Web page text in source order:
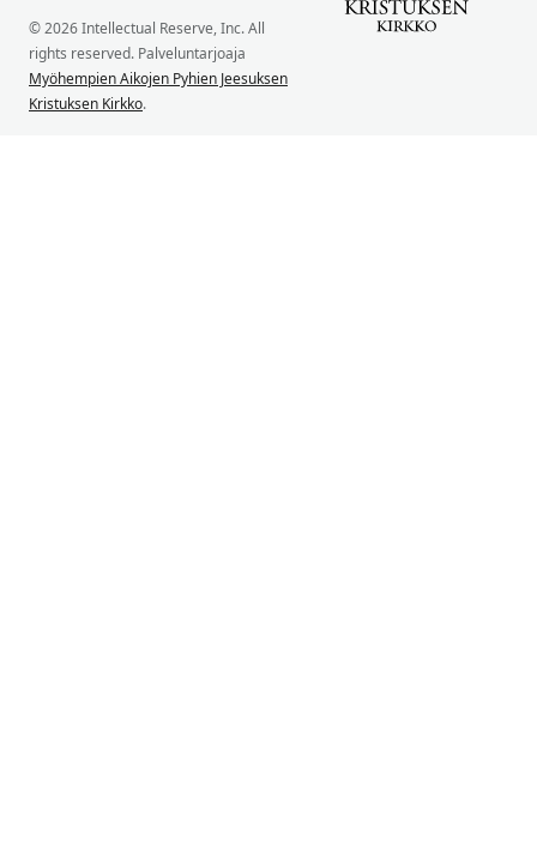
© 2026 Intellectual Reserve, Inc. All
rights reserved. Palveluntarjoaja
Myöhempien Aikojen Pyhien Jeesuksen
Kristuksen Kirkko.